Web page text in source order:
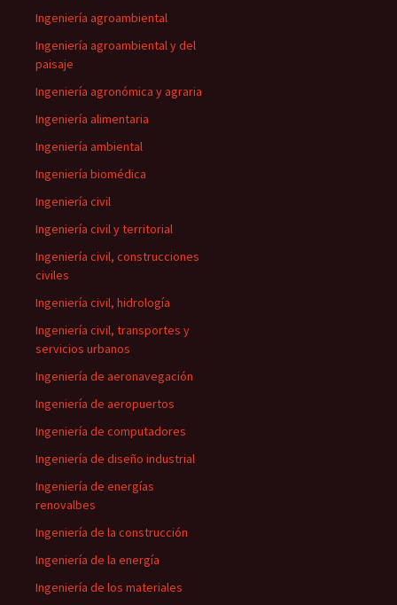
Ingeniería agroambiental
Ingeniería agroambiental y del
paisaje
Ingeniería agronómica y agraria
Ingeniería alimentaria
Ingeniería ambiental
Ingeniería biomédica
Ingeniería civil
Ingeniería civil y territorial
Ingeniería civil, construcciones
civiles
Ingeniería civil, hidrología
Ingeniería civil, transportes y
servicios urbanos
Ingeniería de aeronavegación
Ingeniería de aeropuertos
Ingeniería de computadores
Ingeniería de diseño industrial
Ingeniería de energías
renovalbes
Ingeniería de la construcción
Ingeniería de la energía
Ingeniería de los materiales